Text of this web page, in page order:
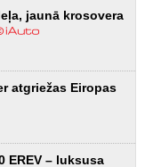
jaunā krosovera
atgriežas Eiropas
EREV – luksusa